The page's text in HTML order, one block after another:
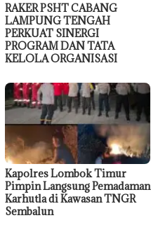
RAKER PSHT CABANG
LAMPUNG TENGAH
PERKUAT SINERGI
PROGRAM DAN TATA
KELOLA ORGANISASI
Kapolres Lombok Timur
Pimpin Langsung Pemadaman
Karhutla di Kawasan TNGR
Sembalun